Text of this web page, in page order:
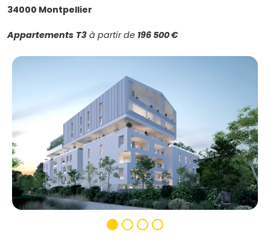
34000 Montpellier
Appartements T3 à partir de 196 500 €